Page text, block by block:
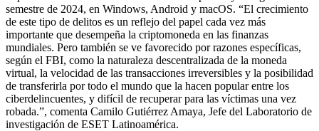
semestre de 2024, en Windows, Android y macOS. “El crecimiento
de este tipo de delitos es un reflejo del papel cada vez más
importante que desempeña la criptomoneda en las finanzas
mundiales. Pero también se ve favorecido por razones específicas,
según el FBI, como la naturaleza descentralizada de la moneda
virtual, la velocidad de las transacciones irreversibles y la posibilidad
de transferirla por todo el mundo que la hacen popular entre los
ciberdelincuentes, y difícil de recuperar para las víctimas una vez
robada.”, comenta Camilo Gutiérrez Amaya, Jefe del Laboratorio de
investigación de ESET Latinoamérica.